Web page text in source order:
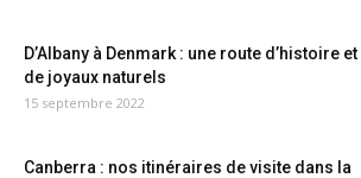
D’Albany à Denmark : une route d’histoire et
de joyaux naturels
15 septembre 2022
Canberra : nos itinéraires de visite dans la